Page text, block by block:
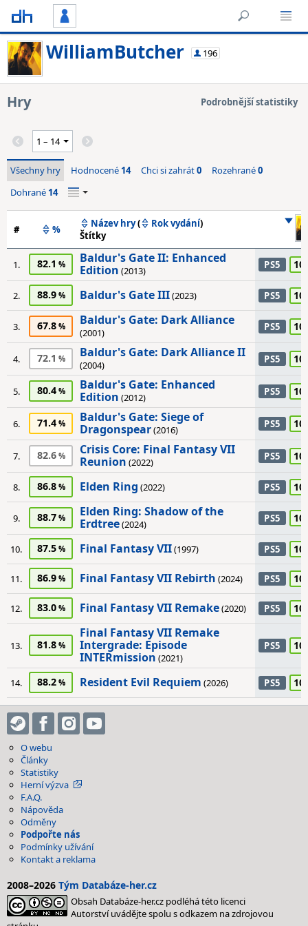
WilliamButcher 196
Hry Podrobnější statistiky
Všechny hry Hodnocené 14 Chci si zahrát0 Rozehrané0
Dohrané 14
# % Název hry( Rok vydání)
Štítky
1. 82.1
Baldur's Gate II: Enhanced
Edition (2013) PS5
2. 88.9 Baldur's Gate III(2023) PS5
3. 67.8 Baldur's Gate: Dark Alliance
(2001) PS5
4. 72.1 Baldur's Gate: Dark Alliance II
(2004) PS5
5. 80.4
Baldur's Gate: Enhanced
Edition (2012) PS5
6. 71.4
Baldur's Gate: Siege of
Dragonspear(2016) PS5
7. 82.6
Crisis Core: Final Fantasy VII
Reunion (2022) PS5
8. 86.8 Elden Ring (2022) PS5
9. 88.7
Elden Ring: Shadow of the
Erdtree(2024) PS5
10. 87.5 Final Fantasy VII(1997) PS5
11. 86.9 Final Fantasy VII Rebirth (2024) PS5
12. 83.0 Final Fantasy VII Remake(2020) PS5
13. 81.8
Final Fantasy VII Remake
Intergrade: Episode
INTERmission (2021)
PS5
14. 88.2 Resident Evil Requiem (2026) PS5
O webu
Články
Statistiky
Herní výzva
F.A.Q.
Nápověda
Odměny
Podpořte nás
Podmínky užívání
Kontakt a reklama
2008–2026 Tým Databáze-her.cz
Obsah Databáze-her.cz podléhá této licenci
Autorství uvádějte spolu s odkazem na zdrojovou